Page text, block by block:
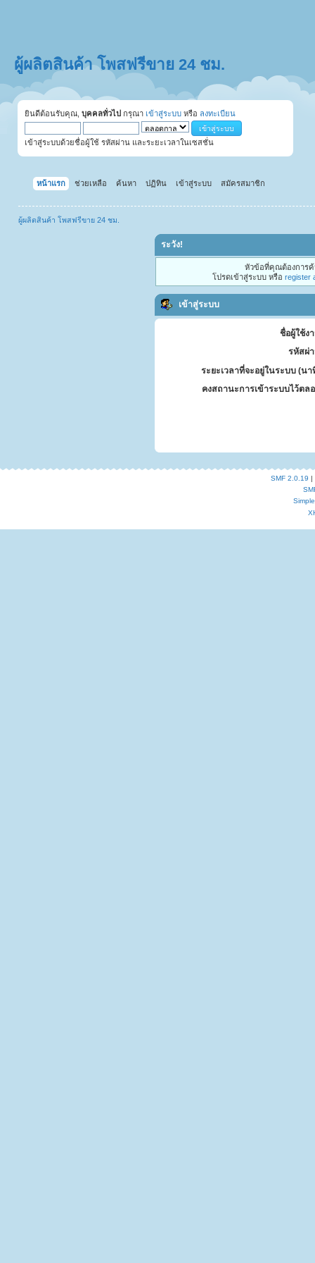
ผู้ผลิตสินค้า โพสฟรีขาย 24 ชม.
ยินดีต้อนรับคุณ, บุคคลทั่วไป กรุณา เข้าสู่ระบบ หรือ ลงทะเบียน
เข้าสู่ระบบด้วยชื่อผู้ใช้ รหัสผ่าน และระยะเวลาในเซสชั่น
หน้าแรก ช่วยเหลือ ค้นหา ปฏิทิน เข้าสู่ระบบ สมัครสมาชิก
ผู้ผลิตสินค้า โพสฟรีขาย 24 ชม.
ระวัง!
หัวข้อที่คุณต้องการ
โปรดเข้าสู่ระบบ หรือ register
เข้าสู่ระบบ
ชื่อผู้ใช้ง
รหัสผ่
ระยะเวลาที่จะอยู่ในระบบ (นา
คงสถานะการเข้าระบบไว้ตล
SMF 2.0.19 |